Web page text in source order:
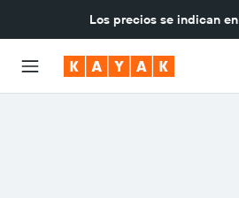
Los precios se indican en